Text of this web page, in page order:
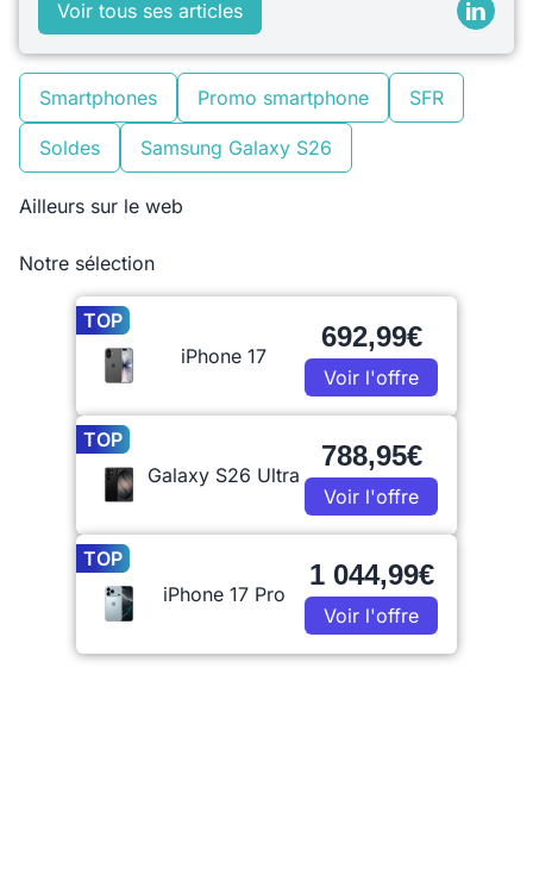
Voir tous ses articles
Smartphones Promo smartphone SFR
Soldes Samsung Galaxy S26
Ailleurs sur le web
Notre sélection
TOP
iPhone 17
692,99€
Voir l'offre
TOP
Galaxy S26 Ultra
788,95€
Voir l'offre
TOP
iPhone 17 Pro
1 044,99€
Voir l'offre